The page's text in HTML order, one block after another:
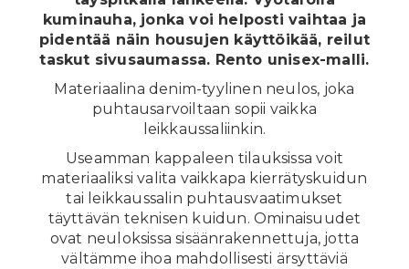
kuminauha, jonka voi helposti vaihtaa ja
pidentää näin housujen käyttöikää, reilut
taskut sivusaumassa. Rento unisex-malli.
Materiaalina denim-tyylinen neulos, joka
puhtausarvoiltaan sopii vaikka
leikkaussaliinkin.
Useamman kappaleen tilauksissa voit
materiaaliksi valita vaikkapa kierrätyskuidun
tai leikkaussalin puhtausvaatimukset
täyttävän teknisen kuidun. Ominaisuudet
ovat neuloksissa sisäänrakennettuja, jotta
vältämme ihoa mahdollisesti ärsyttäviä